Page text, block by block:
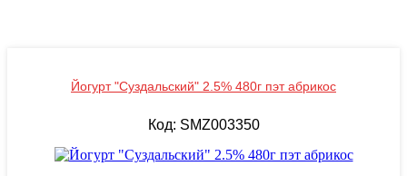
Йогурт "Суздальский" 2.5% 480г пэт абрикос
Код: SMZ003350